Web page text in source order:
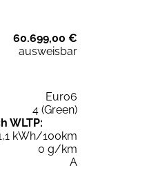
60.699,00 €
ausweisbar
Euro6
4 (Green)
WLTP:
kWh/100km
0 g/km
A